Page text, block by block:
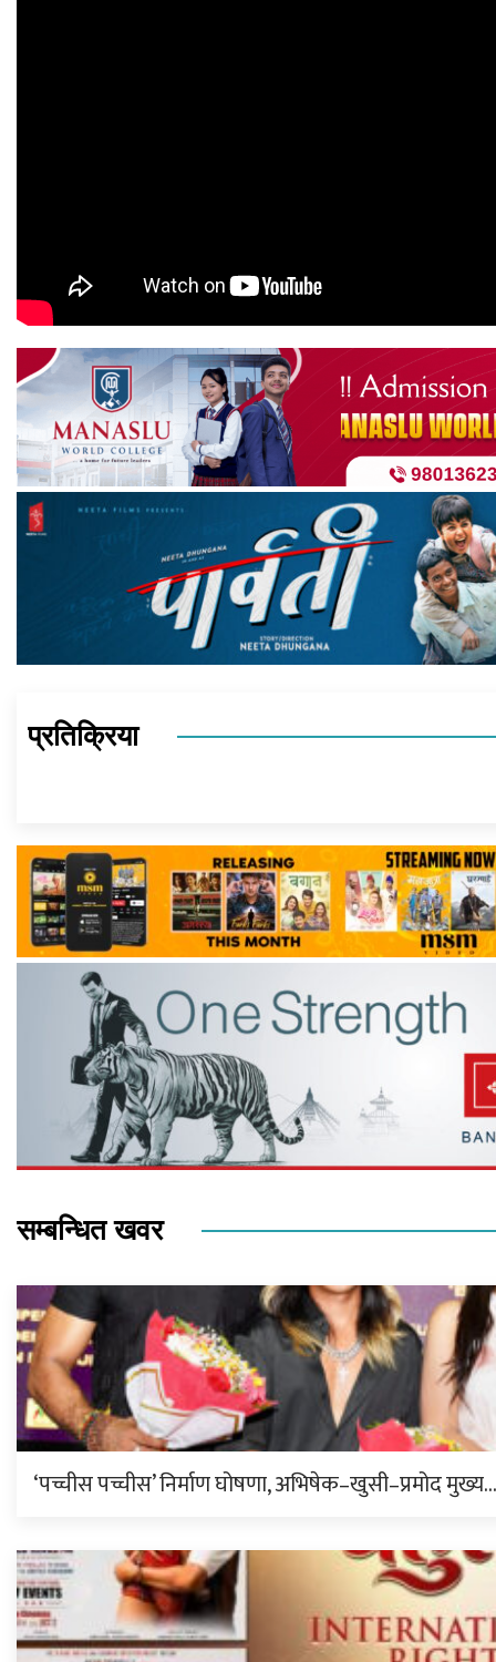
प्रतिक्रिया
सम्बन्धित खवर
‘पच्चीस पच्चीस’ निर्माण घोषणा, अभिषेक–खुसी–प्रमोद मुख्य…